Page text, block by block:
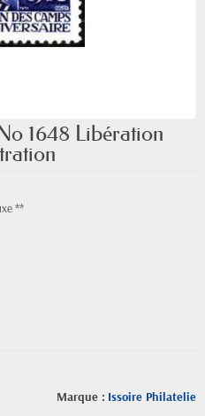
1648 Libération
**
Marque : Issoire Philatelie